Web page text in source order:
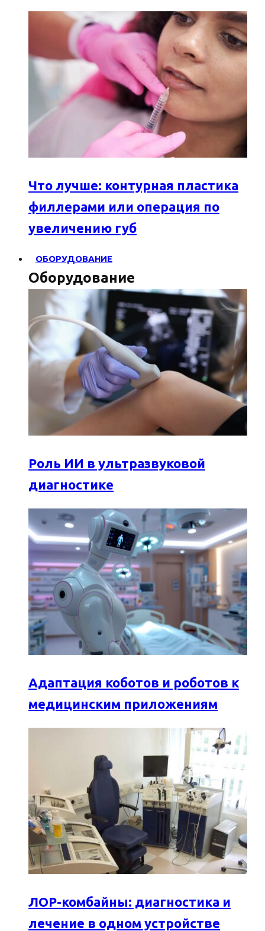
Что лучше: контурная пластика
филлерами или операция по
увеличению губ
ОБОРУДОВАНИЕ
Оборудование
Роль ИИ в ультразвуковой
диагностике
Адаптация коботов и роботов к
медицинским приложениям
ЛОР-комбайны: диагностика и
лечение в одном устройстве